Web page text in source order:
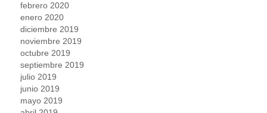
febrero 2020
enero 2020
diciembre 2019
noviembre 2019
octubre 2019
septiembre 2019
julio 2019
junio 2019
mayo 2019